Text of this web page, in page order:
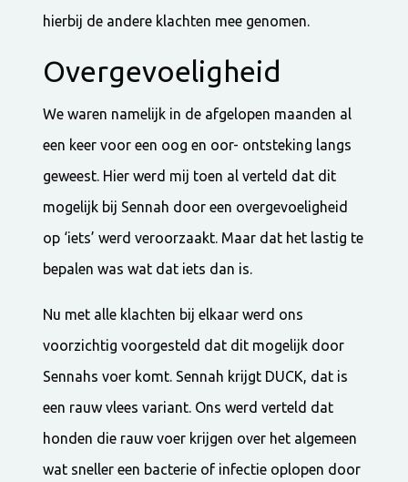
hierbij de andere klachten mee genomen.
Overgevoeligheid
We waren namelijk in de afgelopen maanden al
een keer voor een oog en oor- ontsteking langs
geweest. Hier werd mij toen al verteld dat dit
mogelijk bij Sennah door een overgevoeligheid
op ‘iets’ werd veroorzaakt. Maar dat het lastig te
bepalen was wat dat iets dan is.
Nu met alle klachten bij elkaar werd ons
voorzichtig voorgesteld dat dit mogelijk door
Sennahs voer komt. Sennah krijgt DUCK, dat is
een rauw vlees variant. Ons werd verteld dat
honden die rauw voer krijgen over het algemeen
wat sneller een bacterie of infectie oplopen door